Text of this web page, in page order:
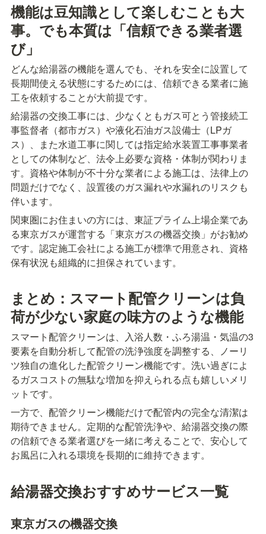
機能は豆知識として楽しむことも大
事。でも本質は「信頼できる業者選
び」
どんな給湯器の機能を選んでも、それを安全に設置して
長期間使える状態にするためには、信頼できる業者に施
工を依頼することが大前提です。
給湯器の交換工事には、少なくともガス可とう管接続工
事監督者（都市ガス）や液化石油ガス設備士（LPガ
ス）、また水道工事に関しては指定給水装置工事事業者
としての体制など、法令上必要な資格・体制が関わりま
す。資格や体制が不十分な業者による施工は、法律上の
問題だけでなく、設置後のガス漏れや水漏れのリスクも
伴います。
関東圏にお住まいの方には、東証プライム上場企業であ
る東京ガスが運営する「東京ガスの機器交換」がお勧め
です。認定施工会社による施工が標準で用意され、資格
保有状況も組織的に担保されています。
まとめ：スマート配管クリーンは負
荷が少ない家庭の味方のような機能
スマート配管クリーンは、入浴人数・ふろ湯温・気温の3
要素を自動分析して配管の洗浄強度を調整する、ノーリ
ツ独自の進化した配管クリーン機能です。洗い過ぎによ
るガスコストの無駄な増加を抑えられる点も嬉しいメリ
ットです。
一方で、配管クリーン機能だけで配管内の完全な清潔は
期待できません。定期的な配管洗浄や、給湯器交換の際
の信頼できる業者選びを一緒に考えることで、安心して
お風呂に入れる環境を長期的に維持できます。
給湯器交換おすすめサービス一覧
東京ガスの機器交換